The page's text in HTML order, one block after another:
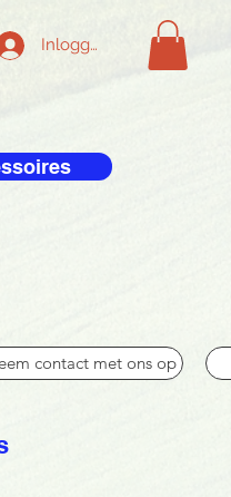
Inloggen
contact met ons op